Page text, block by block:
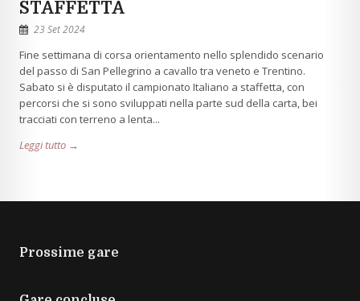
STAFFETTA
23 Set 2024
Fine settimana di corsa orientamento nello splendido scenario
del passo di San Pellegrino a cavallo tra veneto e Trentino.
Sabato si è disputato il campionato Italiano a staffetta, con
percorsi che si sono sviluppati nella parte sud della carta, bei
tracciati con terreno a lenta...
Leggi tutto →
Prossime gare